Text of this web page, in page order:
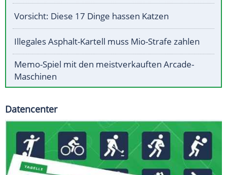
Vorsicht: Diese 17 Dinge hassen Katzen
Illegales Asphalt-Kartell muss Mio-Strafe zahlen
Memo-Spiel mit den meistverkauften Arcade-
Maschinen
Datencenter